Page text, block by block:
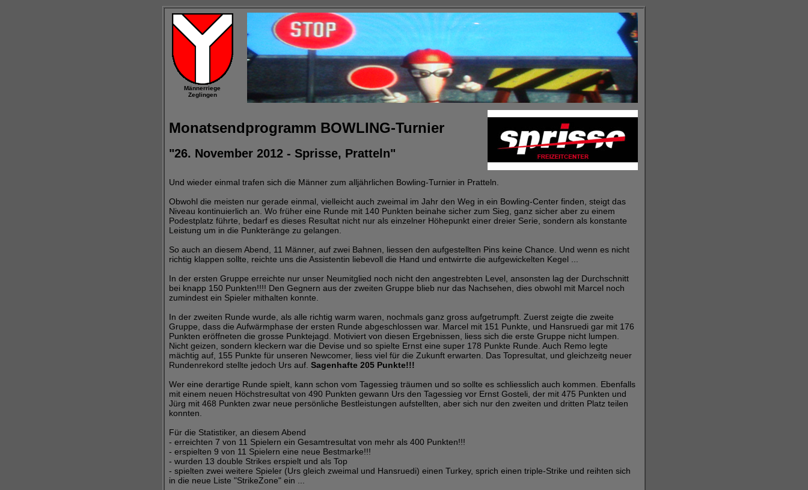
Männerriege
Zeglingen
Monatsendprogramm BOWLING-Turnier
"26. November 2012 - Sprisse, Pratteln"
Und wieder einmal trafen sich die Männer zum alljährlichen Bowling-Turnier in Pratteln.
Obwohl die meisten nur gerade einmal, vielleicht auch zweimal im Jahr den Weg in ein Bowling-Center finden, steigt das
Niveau kontinuierlich an. Wo früher eine Runde mit 140 Punkten beinahe sicher zum Sieg, ganz sicher aber zu einem
Podestplatz führte, bedarf es dieses Resultat nicht nur als einzelner Höhepunkt einer dreier Serie, sondern als konstante
Leistung um in die Punkteränge zu gelangen.
So auch an diesem Abend, 11 Männer, auf zwei Bahnen, liessen den aufgestellten Pins keine Chance. Und wenn es nicht
richtig klappen sollte, reichte uns die Assistentin liebevoll die Hand und entwirrte die aufgewickelten Kegel ...
In der ersten Gruppe erreichte nur unser Neumitglied noch nicht den angestrebten Level, ansonsten lag der Durchschnitt
bei knapp 150 Punkten!!!! Den Gegnern aus der zweiten Gruppe blieb nur das Nachsehen, dies obwohl mit Marcel noch
zumindest ein Spieler mithalten konnte.
In der zweiten Runde wurde, als alle richtig warm waren, nochmals ganz gross aufgetrumpft. Zuerst zeigte die zweite
Gruppe, dass die Aufwärmphase der ersten Runde abgeschlossen war. Marcel mit 151 Punkte, und Hansruedi gar mit 176
Punkten eröffneten die grosse Punktejagd. Motiviert von diesen Ergebnissen, liess sich die erste Gruppe nicht lumpen.
Nicht geizen, sondern kleckern war die Devise und so spielte Ernst eine super 178 Punkte Runde. Auch Remo legte
mächtig auf, 155 Punkte für unseren Newcomer, liess viel für die Zukunft erwarten. Das Topresultat, und gleichzeitg neuer
Rundenrekord stellte jedoch Urs auf. Sagenhafte 205 Punkte!!!
Wer eine derartige Runde spielt, kann schon vom Tagessieg träumen und so sollte es schliesslich auch kommen. Ebenfalls
mit einem neuen Höchstresultat von 490 Punkten gewann Urs den Tagessieg vor Ernst Gosteli, der mit 475 Punkten und
Jürg mit 468 Punkten zwar neue persönliche Bestleistungen aufstellten, aber sich nur den zweiten und dritten Platz teilen
konnten.
Für die Statistiker, an diesem Abend
- erreichten 7 von 11 Spielern ein Gesamtresultat von mehr als 400 Punkten!!!
- erspielten 9 von 11 Spielern eine neue Bestmarke!!!
- wurden 13 double Strikes erspielt und als Top
- spielten zwei weitere Spieler (Urs gleich zweimal und Hansruedi) einen Turkey, sprich einen triple-Strike und reihten sich
in die neue Liste "StrikeZone" ein ...